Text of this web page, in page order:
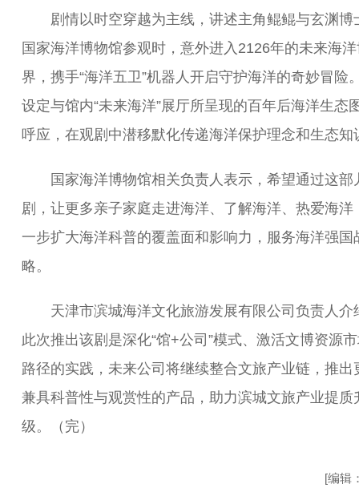
剧情以时空穿越为主线，讲述主角鲲鲲与玄渊博
国家海洋博物馆参观时，意外进入2126年的未来海
界，携手“海洋五卫”机器人开启守护海洋的奇妙冒险
设定与馆内“未来海洋”展厅所呈现的百年后海洋生态
呼应，在观剧中潜移默化传递海洋保护理念和生态知
国家海洋博物馆相关负责人表示，希望通过这部
剧，让更多亲子家庭走进海洋、了解海洋、热爱海洋
一步扩大海洋科普的覆盖面和影响力，服务海洋强国
略。
天津市滨城海洋文化旅游发展有限公司负责人介
此次推出该剧是深化“馆+公司”模式、激活文博资源
路径的实践，未来公司将继续整合文旅产业链，推出
兼具科普性与观赏性的产品，助力滨城文旅产业提质
级。（完）
[编辑